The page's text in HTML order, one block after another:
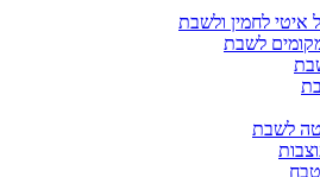
איטי לחמין ולשבת
לשבת
לשבת